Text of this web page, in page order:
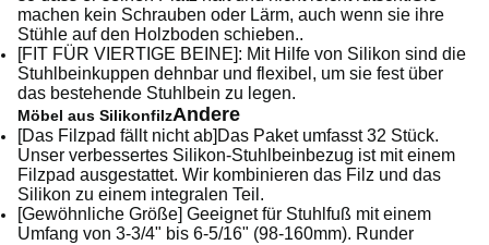
machen kein Schrauben oder Lärm, auch wenn sie ihre
Stühle auf den Holzboden schieben..
[FIT FÜR VIERTIGE BEINE]: Mit Hilfe von Silikon sind die
Stuhlbeinkuppen dehnbar und flexibel, um sie fest über
das bestehende Stuhlbein zu legen.
Möbel aus SilikonfilzAndere
[Das Filzpad fällt nicht ab]Das Paket umfasst 32 Stück.
Unser verbessertes Silikon-Stuhlbeinbezug ist mit einem
Filzpad ausgestattet. Wir kombinieren das Filz und das
Silikon zu einem integralen Teil.
[Gewöhnliche Größe] Geeignet für Stuhlfuß mit einem
Umfang von 3-3/4" bis 6-5/16" (98-160mm). Runder